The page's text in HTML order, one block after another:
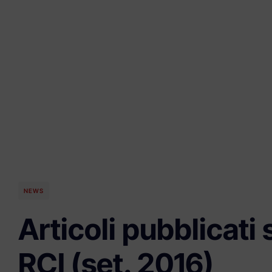
NEWS
Articoli pubblicati
RCI (set. 2016)